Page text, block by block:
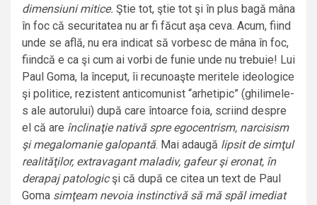
dimensiuni mitice. Ştie tot, ştie tot şi în plus bagă mâna
în foc că securitatea nu ar fi făcut aşa ceva. Acum, fiind
unde se află, nu era indicat să vorbesc de mâna în foc,
fiindcă e ca şi cum ai vorbi de funie unde nu trebuie! Lui
Paul Goma, la început, îi recunoaşte meritele ideologice
şi politice, rezistent anticomunist “arhetipic” (ghilimele-
s ale autorului) după care întoarce foia, scriind despre
el că are înclinaţie nativă spre egocentrism, narcisism
şi megalomanie galopantă. Mai adaugă lipsit de simţul
realităţilor, extravagant maladiv, gafeur şi eronat, în
derapaj patologicşi că după ce citea un text de Paul
Goma simţeam nevoia instinctivă să mă spăl imediat